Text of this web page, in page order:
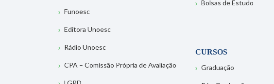
Funoesc
Editora Unoesc
Rádio Unoesc
CPA – Comissão Própria de Avaliação
Bolsas de Estudo
CURSOS
Graduação